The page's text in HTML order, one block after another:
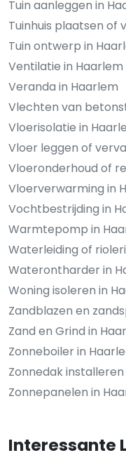
Tuin aanleggen in
Tuinhuis plaatsen of
Tuin ontwerp in
Ventilatie in Haarlem
Veranda in Haarlem
Vlechten van
Vloerisolatie in
Vloer leggen of
Vloeronderhoud of
Vloerverwarming in
Vochtbestrijding in
Warmtepomp in
Waterleiding of
Waterontharder in
Woning isoleren in
Zandblazen en
Zand en Grind in
Zonneboiler in
Zonnedak
Zonnepanelen in
Interessante